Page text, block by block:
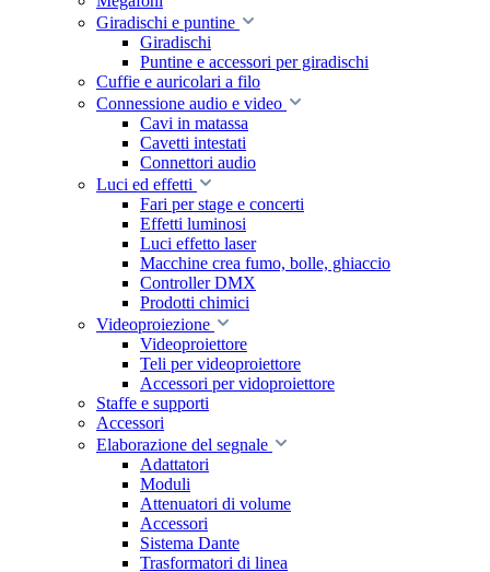
Giradischi e puntine
Giradischi
Puntine e accessori per giradischi
Cuffie e auricolari a filo
Connessione audio e video
Cavi in matassa
Cavetti intestati
Connettori audio
Luci ed effetti
Fari per stage e concerti
Effetti luminosi
Luci effetto laser
Macchine crea fumo, bolle, ghiaccio
Controller DMX
Prodotti chimici
Videoproiezione
Videoproiettore
Teli per videoproiettore
Accessori per vidoproiettore
Staffe e supporti
Accessori
Elaborazione del segnale
Adattatori
Moduli
Attenuatori di volume
Accessori
Sistema Dante
Trasformatori di linea